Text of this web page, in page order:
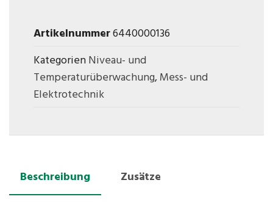
Artikelnummer6440000136
KategorienNiveau- und
Temperaturüberwachung,Mess- und
Elektrotechnik
Beschreibung
Zusätze